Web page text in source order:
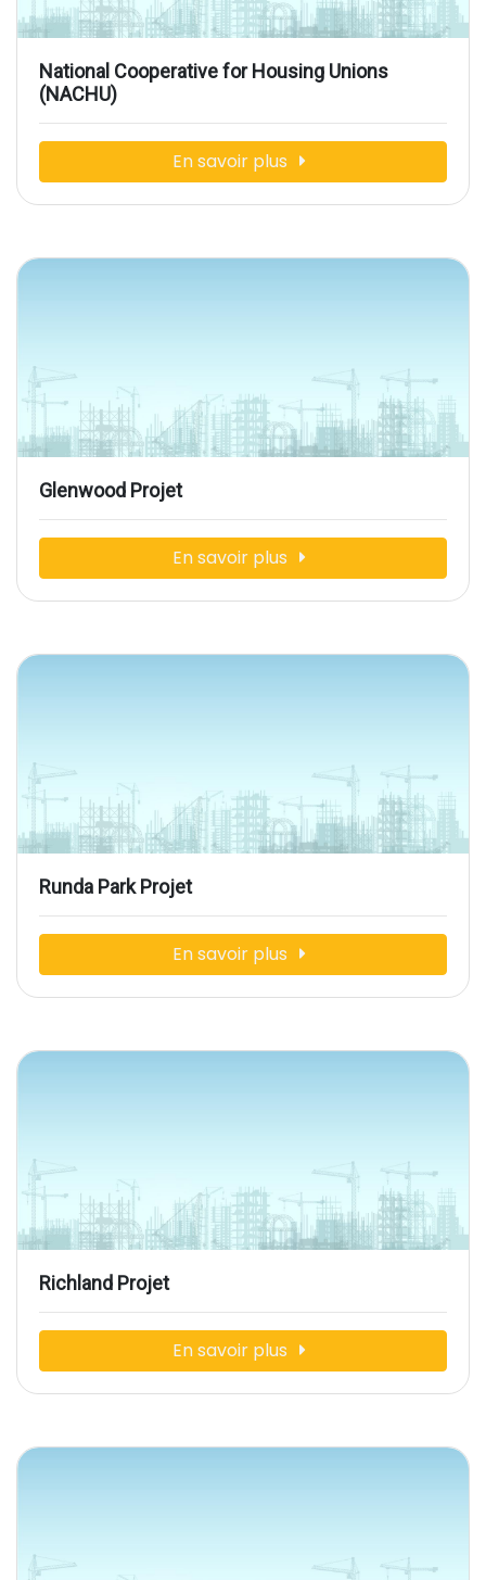
National Cooperative for Housing Unions
(NACHU)
En savoir plus
Glenwood Projet
En savoir plus
Runda Park Projet
En savoir plus
Richland Projet
En savoir plus